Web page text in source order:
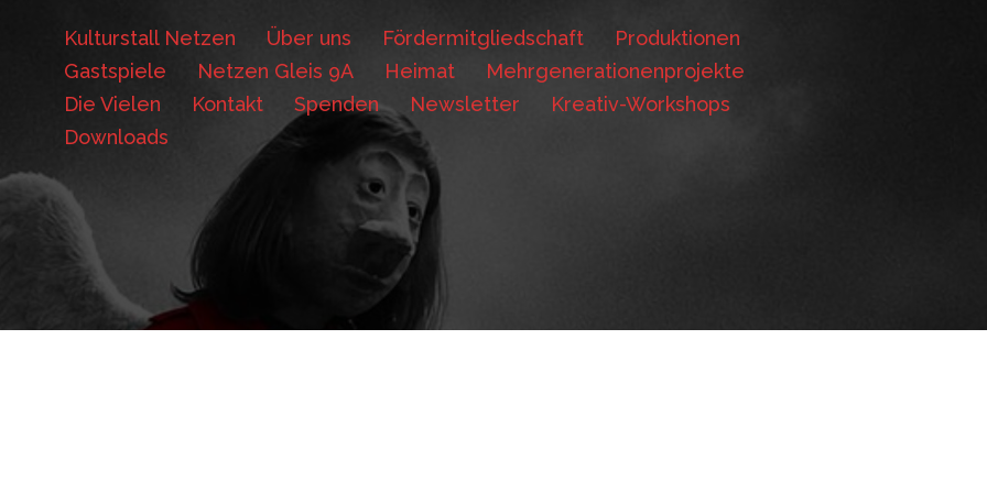
Kulturstall Netzen Über uns Fördermitgliedschaft
Produktionen
Gastspiele
Netzen Gleis 9A Heimat
Mehrgenerationenprojekte
Die Vielen
Kontakt Spenden Newsletter
Kreativ-Workshops
Downloads